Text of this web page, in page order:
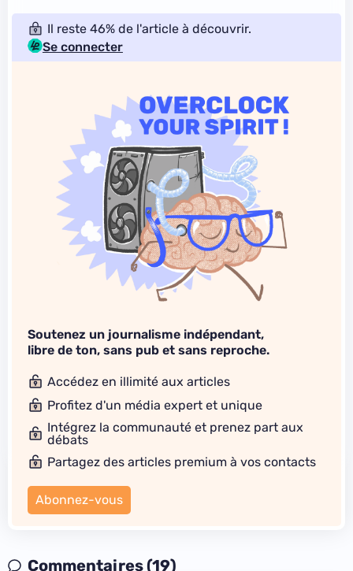
Il reste 46% de l'article à découvrir.
Se connecter
Soutenez un journalisme indépendant,
libre de ton, sans pub et sans reproche.
Accédez en illimité aux articles
Profitez d'un média expert et unique
Intégrez la communauté et prenez part aux
débats
Partagez des articles premium à vos contacts
Abonnez-vous
Commentaires (19)